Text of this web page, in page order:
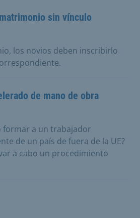
sin vínculo
los novios deben inscribirlo
de mano de obra
formar a un trabajador
de un país de fuera de la UE?
a cabo un procedimiento